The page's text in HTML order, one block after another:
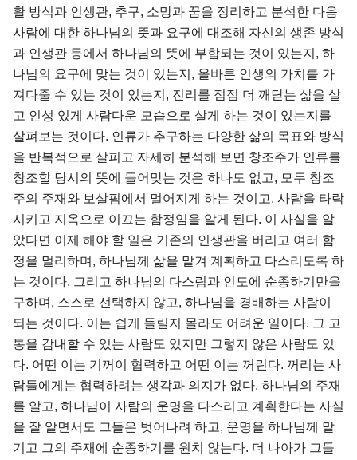
활 방식과 인생관, 추구, 소망과 꿈을 정리하고 분석한 다음
사람에 대한 하나님의 뜻과 요구에 대조해 자신의 생존 방식
과 인생관 등에서 하나님의 뜻에 부합되는 것이 있는지, 하
나님의 요구에 맞는 것이 있는지, 올바른 인생의 가치를 가
져다줄 수 있는 것이 있는지, 진리를 점점 더 깨닫는 삶을 살
고 인성 있게 사람다운 모습으로 살게 하는 것이 있는지를
살펴보는 것이다. 인류가 추구하는 다양한 삶의 목표와 방식
을 반복적으로 살피고 자세히 분석해 보면 창조주가 인류를
창조할 당시의 뜻에 들어맞는 것은 하나도 없고, 모두 창조
주의 주재와 보살핌에서 멀어지게 하는 것이고, 사람을 타락
시키고 지옥으로 이끄는 함정임을 알게 된다. 이 사실을 알
았다면 이제 해야 할 일은 기존의 인생관을 버리고 여러 함
정을 멀리하며, 하나님께 삶을 맡겨 계획하고 다스리도록 하
는 것이다. 그리고 하나님의 다스림과 인도에 순종하기만을
구하며, 스스로 선택하지 않고, 하나님을 경배하는 사람이
되는 것이다. 이는 쉽게 들릴지 몰라도 어려운 일이다. 그 고
통을 감내할 수 있는 사람도 있지만 그렇지 않은 사람도 있
다. 어떤 이는 기꺼이 협력하고 어떤 이는 꺼린다. 꺼리는 사
람들에게는 협력하려는 생각과 의지가 없다. 하나님의 주재
를 알고, 하나님이 사람의 운명을 다스리고 계획한다는 사실
을 잘 알면서도 그들은 벗어나려 하고, 운명을 하나님께 맡
기고 그의 주재에 순종하기를 원치 않는다. 더 나아가 그들